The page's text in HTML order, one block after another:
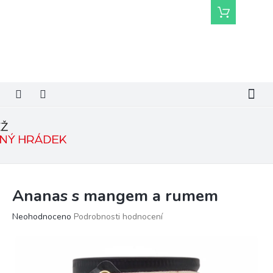
Nákupní
košík
Ananas s mangem a rumem
Průměrné
Neohodnoceno Podrobnosti hodnocení